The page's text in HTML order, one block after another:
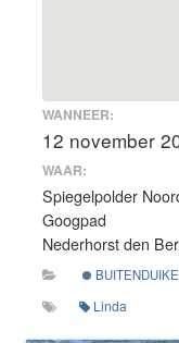
WANNEER:
12 november
WAAR:
Spiegelpolder
Googpad
Nederhorst den
Linda